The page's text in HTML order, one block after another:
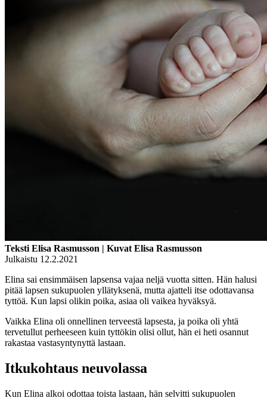
Teksti Elisa Rasmusson | Kuvat Elisa Rasmusson
Julkaistu 12.2.2021
Elina sai ensimmäisen lapsensa vajaa neljä vuotta sitten. Hän halusi
pitää lapsen sukupuolen yllätyksenä, mutta ajatteli itse odottavansa
tyttöä. Kun lapsi olikin poika, asiaa oli vaikea hyväksyä.
Vaikka Elina oli onnellinen terveestä lapsesta, ja poika oli yhtä
tervetullut perheeseen kuin tyttökin olisi ollut, hän ei heti osannut
rakastaa vastasyntynyttä lastaan.
Itkukohtaus neuvolassa
Kun Elina alkoi odottaa toista lastaan, hän selvitti sukupuolen